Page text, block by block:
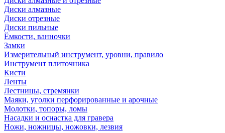
Диски алмазные
Диски отрезные
Диски пильные
Ёмкости, ванночки
Замки
Измерительный инструмент, уровни, правило
Инструмент плиточника
Кисти
Ленты
Лестницы, стремянки
Маяки, уголки перфорированные и арочные
Молотки, топоры, ломы
Насадки и оснастка для гравера
Ножи, ножницы, ножовки, лезвия